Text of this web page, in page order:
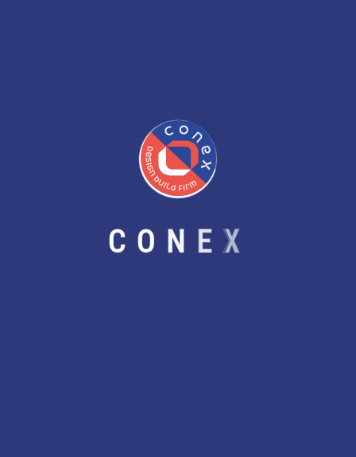
C O N E X